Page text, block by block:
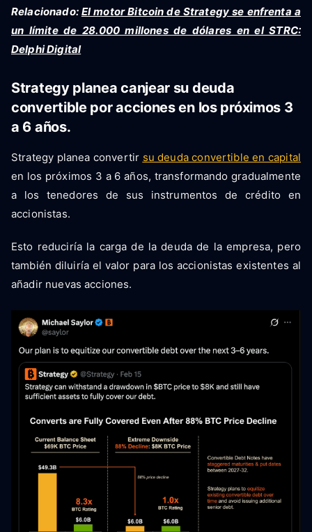
Relacionado: El motor Bitcoin de Strategy se enfrenta a
un límite de 28.000 millones de dólares en el STRC:
Delphi Digital
Strategy planea canjear su deuda
convertible por acciones en los próximos 3
a 6 años.
Strategy planea convertir su deuda convertible en capital
en los próximos 3 a 6 años, transformando gradualmente
a los tenedores de sus instrumentos de crédito en
accionistas.
Esto reduciría la carga de la deuda de la empresa, pero
también diluiría el valor para los accionistas existentes al
añadir nuevas acciones.